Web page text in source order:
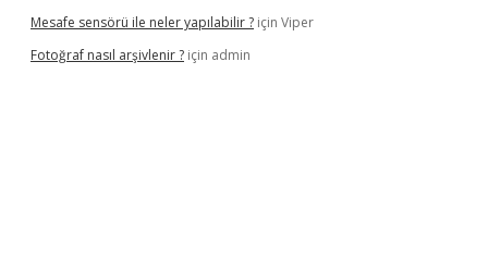
Mesafe sensörü ile neler yapılabilir ? için Viper
Fotoğraf nasıl arşivlenir ? için admin